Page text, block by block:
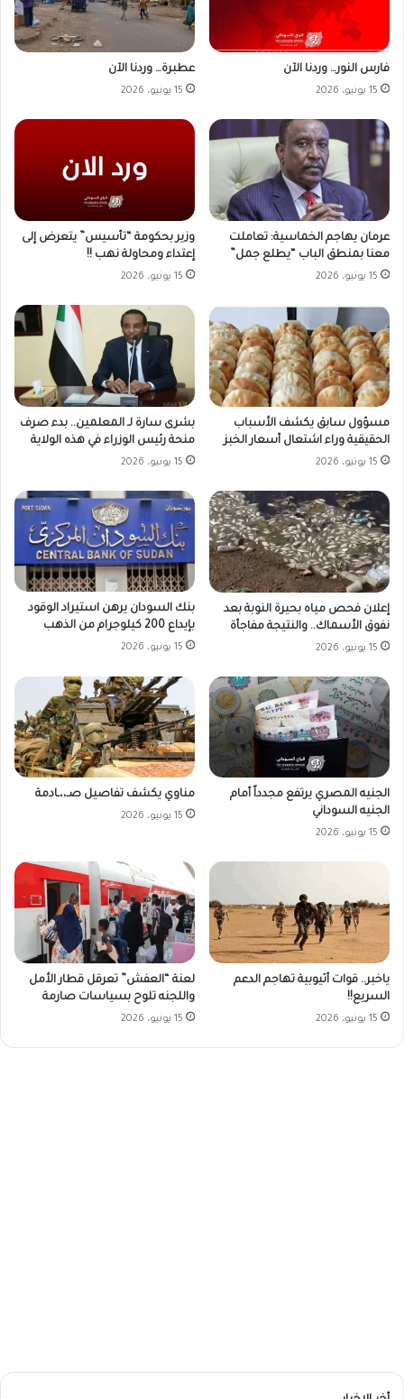
فارس النور… وردنا الآن
15 يونيو، 2026
عطبرة… وردنا الآن
15 يونيو، 2026
عرمان يهاجم الخماسية: تعاملت
معنا بمنطق الباب “يطلع جمل”
15 يونيو، 2026
وزير بحكومة “تأسيس” يتعرض إلى
إعتداء ومحاولة نهب !!
15 يونيو، 2026
مسؤول سابق يكشف الأسباب
الحقيقية وراء اشتعال أسعار الخبز
15 يونيو، 2026
بشرى سارة لـ المعلمين.. بدء صرف
منحة رئيس الوزراء في هذه الولاية
15 يونيو، 2026
إعلان فحص مياه بحيرة النوبة بعد
نفوق الأسماك.. والنتيجة مفاجأة
15 يونيو، 2026
بنك السودان يرهن استيراد الوقود
بإيداع 200 كيلوجرام من الذهب
15 يونيو، 2026
الجنيه المصري يرتفع مجدداً أمام
الجنيه السوداني
15 يونيو، 2026
مناوي يكشف تفاصيل صـ،،ـادمة
15 يونيو، 2026
ياخبر.. قوات أثيوبية تهاجم الدعم
السريع!!
15 يونيو، 2026
لعنة “العفش” تعرقل قطار الأمل
واللجنه تلوح بسياسات صارمة
15 يونيو، 2026